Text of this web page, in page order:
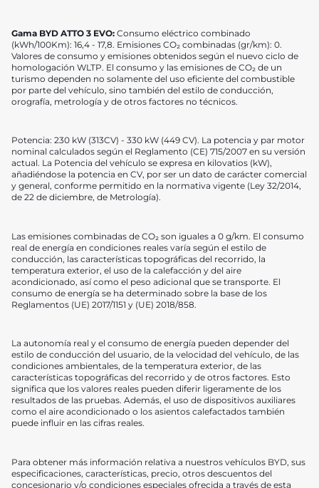
Gama BYD ATTO 3 EVO: Consumo eléctrico combinado
(kWh/100Km): 16,4 - 17,8. Emisiones CO₂ combinadas (gr/km): 0.
Valores de consumo y emisiones obtenidos según el nuevo ciclo de
homologación WLTP. El consumo y las emisiones de CO₂ de un
turismo dependen no solamente del uso eficiente del combustible
por parte del vehículo, sino también del estilo de conducción,
orografía, metrología y de otros factores no técnicos.
Potencia: 230 kW (313CV) - 330 kW (449 CV). La potencia y par motor
nominal calculados según el Reglamento (CE) 715/2007 en su versión
actual. La Potencia del vehículo se expresa en kilovatios (kW),
añadiéndose la potencia en CV, por ser un dato de carácter comercial
y general, conforme permitido en la normativa vigente (Ley 32/2014,
de 22 de diciembre, de Metrología).
Las emisiones combinadas de CO₂ son iguales a 0 g/km. El consumo
real de energía en condiciones reales varía según el estilo de
conducción, las características topográficas del recorrido, la
temperatura exterior, el uso de la calefacción y del aire
acondicionado, así como el peso adicional que se transporte. El
consumo de energía se ha determinado sobre la base de los
Reglamentos (UE) 2017/1151 y (UE) 2018/858.
La autonomía real y el consumo de energía pueden depender del
estilo de conducción del usuario, de la velocidad del vehículo, de las
condiciones ambientales, de la temperatura exterior, de las
características topográficas del recorrido y de otros factores. Esto
significa que los valores reales pueden diferir ligeramente de los
resultados de las pruebas. Además, el uso de dispositivos auxiliares
como el aire acondicionado o los asientos calefactados también
puede influir en las cifras reales.
Para obtener más información relativa a nuestros vehículos BYD, sus
especificaciones, características, precio, otros descuentos del
concesionario y/o condiciones especiales ofrecida a través de esta